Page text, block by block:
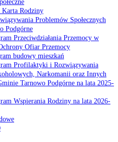
Karta Rodziny
Problemów Społecznych
Podgórne
Przeciwdziałania Przemocy w
Ofiar Przemocy
budowy mieszkań
Profilaktyki i Rozwiązywania
Narkomanii oraz Innych
Tarnowo Podgórne na lata 2025-
Wspierania Rodziny na lata 2026-